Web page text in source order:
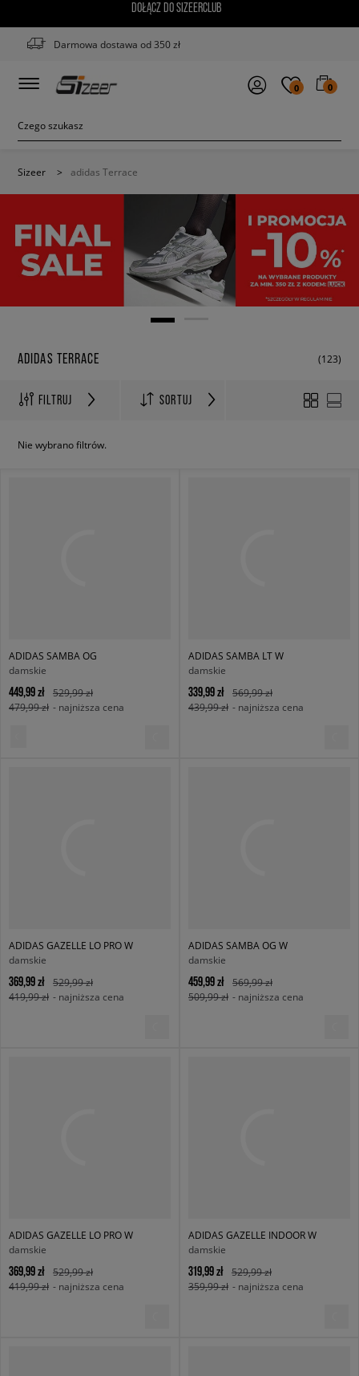
DOŁĄCZ DO SIZEERCLUB
Darmowa dostawa od 350 zł
0 0
Sizeer > adidas Terrace
ADIDAS TERRACE (123)
FILTRUJ SORTUJ
Nie wybrano filtrów.
ADIDAS SAMBA OG
damskie
449,99 zł
529,99 zł
479,99 zł - najniższa cena
ADIDAS SAMBA LT W
damskie
339,99 zł
569,99 zł
439,99 zł - najniższa cena
ADIDAS GAZELLE LO PRO W
damskie
369,99 zł
529,99 zł
419,99 zł - najniższa cena
ADIDAS SAMBA OG W
damskie
459,99 zł
569,99 zł
509,99 zł - najniższa cena
ADIDAS GAZELLE LO PRO W
damskie
369,99 zł
529,99 zł
419,99 zł - najniższa cena
ADIDAS GAZELLE INDOOR W
damskie
319,99 zł
529,99 zł
359,99 zł - najniższa cena